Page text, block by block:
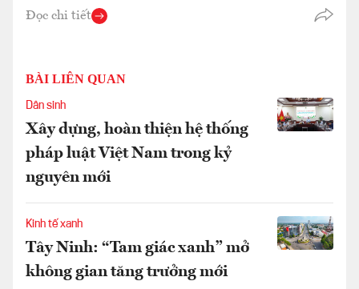
Đọc chi tiết
BÀI LIÊN QUAN
Dân sinh
Xây dựng, hoàn thiện hệ thống
pháp luật Việt Nam trong kỷ
nguyên mới
Kinh tế xanh
Tây Ninh: “Tam giác xanh” mở
không gian tăng trưởng mới